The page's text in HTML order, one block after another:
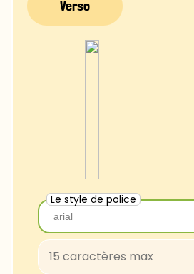
Le style de police
arial